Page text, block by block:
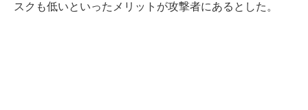
スクも低いといったメリットが攻撃者にあるとした。